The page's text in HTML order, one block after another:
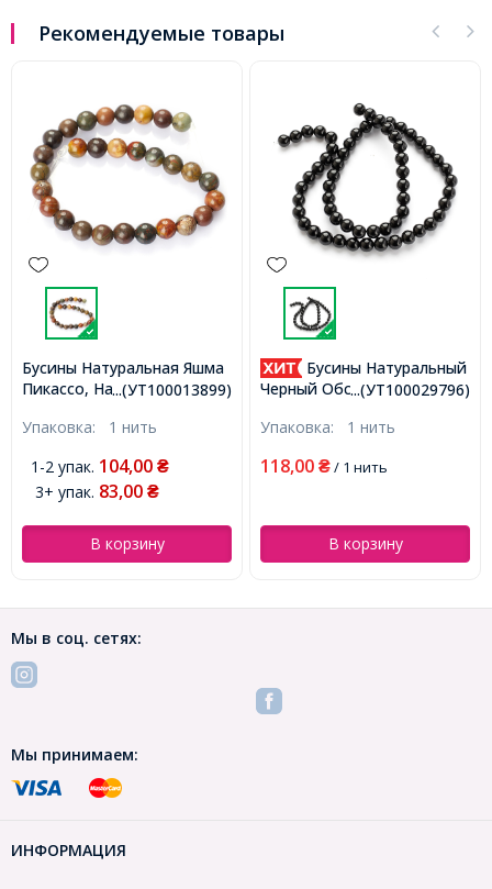
Рекомендуемые товары
...(УТ100013899)
Бусины Натуральная Яшма
Пикассо, На нитях,
до 1мм, около 29шт/17см/
Упаковка: 1 нить
1-2 упак. 104,00 ₴
3+ упак. 83,00 ₴
В корзину
...(УТ100029796)
Бусины Натуральный
Черный Обсидиан Круглые,
около 58шт/38см/нить,
Упаковка: 1 нить
118,00 ₴/ 1 нить
В корзину
Мы в соц. сетях:
Мы принимаем:
ИНФОРМАЦИЯ